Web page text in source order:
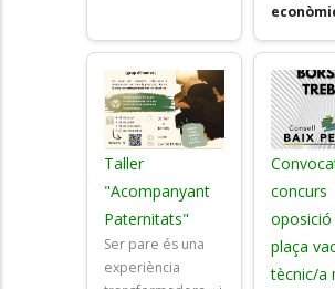
Taller
"Acompanyant
Paternitats"
Ser pare és una
experiència
concurs
oposició
plaça
tècnic/a